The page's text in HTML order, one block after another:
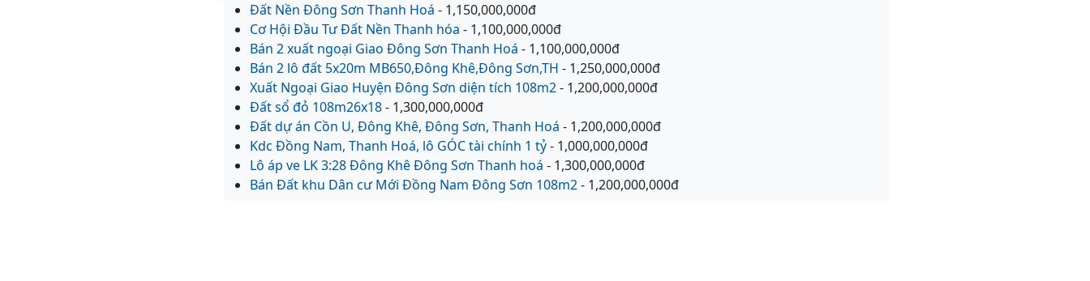
Đất Nền Đông Sơn Thanh Hoá - 1,150,000,000đ
Cơ Hội Đầu Tư Đất Nền Thanh hóa - 1,100,000,000đ
Bán 2 xuất ngoại Giao Đông Sơn Thanh Hoá - 1,100,000,000đ
Bán 2 lô đất 5x20m MB650,Đông Khê,Đông Sơn,TH - 1,250,000,000đ
Xuất Ngoại Giao Huyện Đông Sơn diện tích 108m2- 1,200,000,000đ
Đất sổ đỏ 108m26x18- 1,300,000,000đ
Đất dự án Cồn U, Đông Khê, Đông Sơn, Thanh Hoá - 1,200,000,000đ
Kdc Đồng Nam, Thanh Hoá, lô GÓC tài chính 1 tỷ- 1,000,000,000đ
Lô áp ve LK 3:28 Đông Khê Đông Sơn Thanh hoá - 1,300,000,000đ
Bán Đất khu Dân cư Mới Đồng Nam Đông Sơn 108m2- 1,200,000,000đ